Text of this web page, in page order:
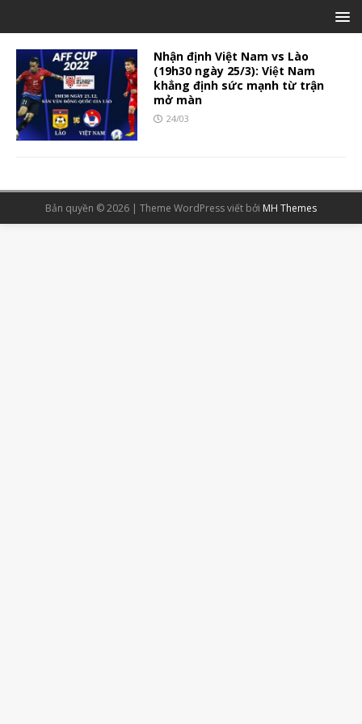
Nhận định Việt Nam vs Lào
(19h30 ngày 25/3): Việt Nam
khẳng định sức mạnh từ trận
mở màn
24/03
Bản quyền © 2026 | Theme WordPress viết bởi MH Themes